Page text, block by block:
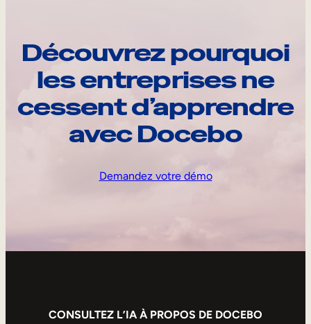
Découvrez pourquoi
les entreprises ne
cessent d’apprendre
avec Docebo
Demandez votre démo
CONSULTEZ L’IA À PROPOS DE DOCEBO